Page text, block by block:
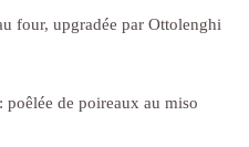
four, upgradée par Ottolenghi
poêlée de poireaux au miso